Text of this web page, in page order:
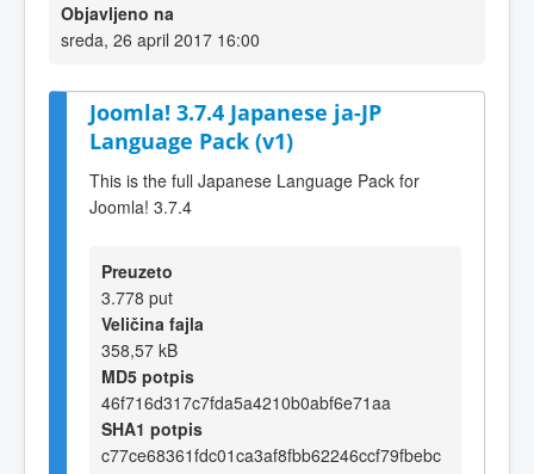
Objavljeno na
sreda, 26 april 2017 16:00
Joomla! 3.7.4 Japanese ja-JP
Language Pack (v1)
This is the full Japanese Language Pack for
Joomla! 3.7.4
Preuzeto
3.778 put
Veličina fajla
358,57 kB
MD5 potpis
46f716d317c7fda5a4210b0abf6e71aa
SHA1 potpis
c77ce68361fdc01ca3af8fbb62246ccf79fbebc